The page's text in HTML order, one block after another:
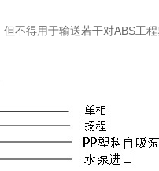
不得用于输送若干对ABS工